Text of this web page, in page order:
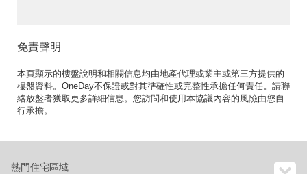
免責聲明
本頁顯示的樓盤說明和相關信息均由地產代理或業主或第三方提供的
樓盤資料。OneDay不保證或對其準確性或完整性承擔任何責任。請聯
絡放盤者獲取更多詳細信息。您訪問和使用本協議內容的風險由您自
行承擔。
熱門住宅區域